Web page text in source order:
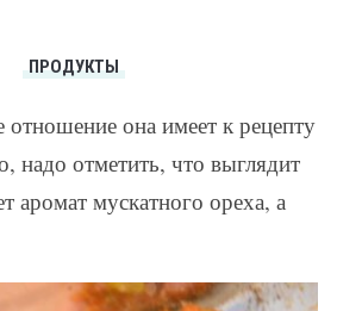
ПРОДУКТЫ
она имеет к рецепту
надо отметить, что выглядит
аромат мускатного ореха, а